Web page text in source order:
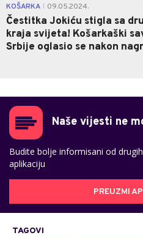
KOŠARKA 09.05.2024.
Čestitka Jokiću stigla sa
kraja svijeta! Košarkaški
Srbije oglasio se nakon
Naše vijesti ne
Budite bolje informisani od
aplikaciju
PREUZMI
TAGOVI